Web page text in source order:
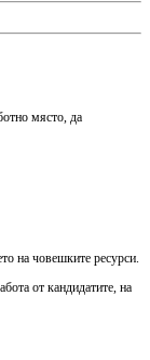
място, да
на човешките ресурси.
от кандидатите, на